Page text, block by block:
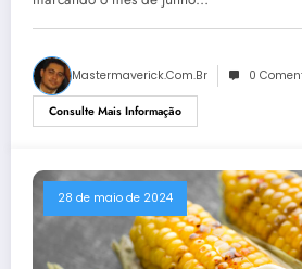
Mastermaverick.com.br 0
Consulte Mais Informação
28 de maio de 2024